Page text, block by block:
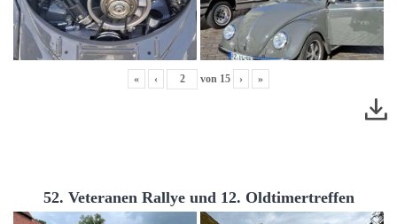
« ‹ von 15 › »
52. Veteranen Rallye und 12. Oldtimertreffen